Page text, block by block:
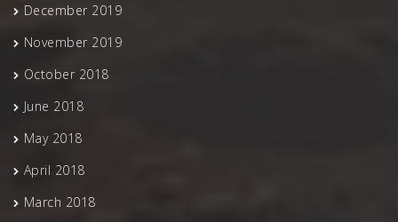
December 2019
November 2019
October 2018
June 2018
May 2018
April 2018
March 2018